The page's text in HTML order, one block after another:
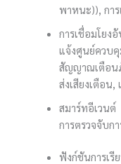
พาหนะ)), กา
การเชื่อมโยงอั
แจ้งศูนย์ควบคุ
สัญญาณเตือน
ส่งเสียงเตือน
สมาร์ทอีเวนต์
การตรวจจับก
ฟังก์ชันการเรี